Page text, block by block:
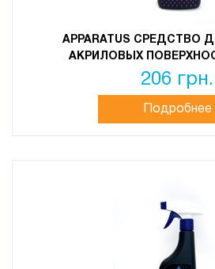
APPARATUS СРЕДСТВО
АКРИЛОВЫХ
206 грн.
Подробнее